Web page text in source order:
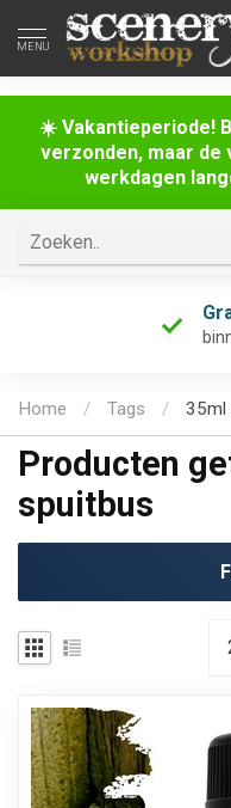
☀️ Vakantieperiode!
verzonden, maar de
werkdagen
MENU
Home / Tags / 35ml
Producten
spuitbus